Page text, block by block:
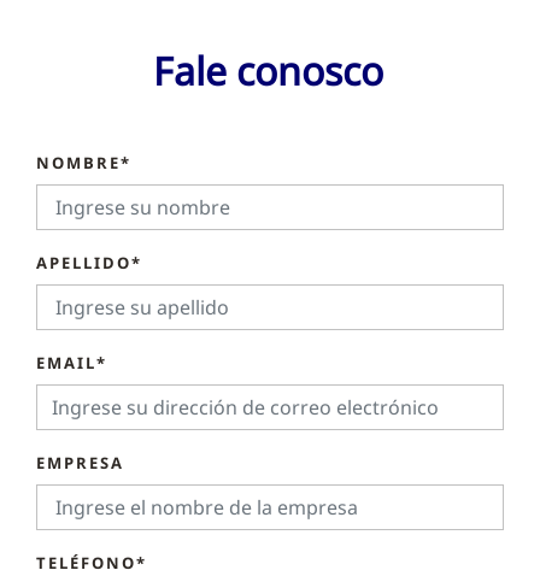
Fale conosco
NOMBRE*
APELLIDO*
EMAIL*
EMPRESA
TELÉFONO*